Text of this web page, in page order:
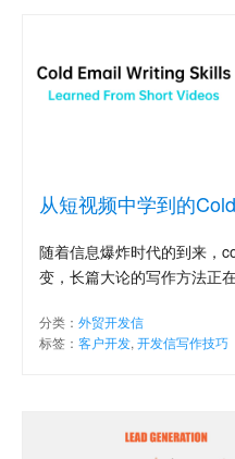
从短视频中学到的
随着信息爆炸时代的到来，
变，长篇大论的写作方法正在
分类： 外贸开发信
标签： 客户开发, 开发信写作技巧